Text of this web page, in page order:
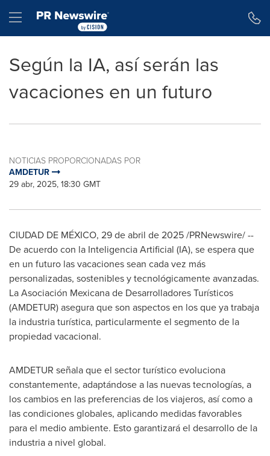
Hamburger menu
Según la IA, así serán las
vacaciones en un futuro
NOTICIAS PROPORCIONADAS POR
AMDETUR
29 abr, 2025, 18:30 GMT
CIUDAD DE MÉXICO, 29 de abril de 2025/PRNewswire/ --
De acuerdo con la Inteligencia Artificial (IA), se espera que
en un futuro las vacaciones sean cada vez más
personalizadas, sostenibles y tecnológicamente avanzadas.
La Asociación Mexicana de Desarrolladores Turísticos
(AMDETUR) asegura que son aspectos en los que ya trabaja
la industria turística, particularmente el segmento de la
propiedad vacacional.
AMDETUR señala que el sector turístico evoluciona
constantemente, adaptándose a las nuevas tecnologías, a
los cambios en las preferencias de los viajeros, así como a
las condiciones globales, aplicando medidas favorables
para el medio ambiente. Esto garantizará el desarrollo de la
industria a nivel global.